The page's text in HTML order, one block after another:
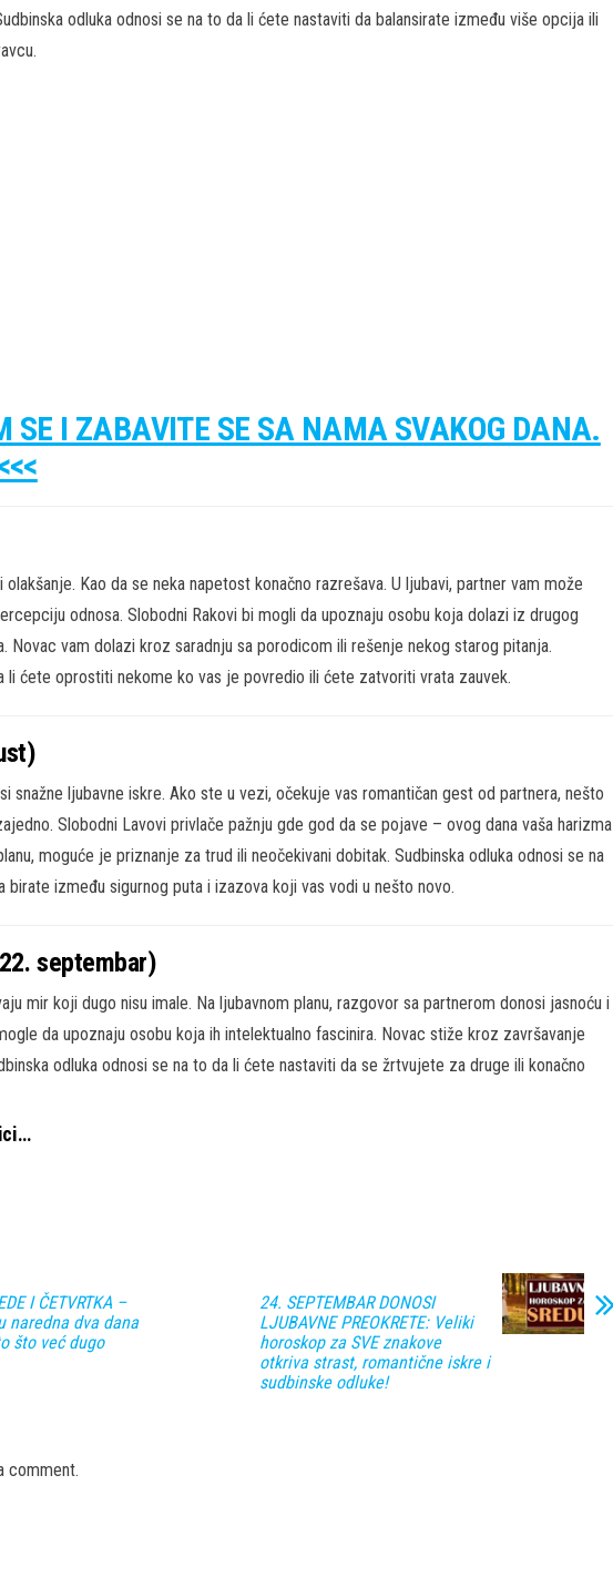
odluka odnosi se na to da li ćete nastaviti da balansirate između više opcija ili
SE I ZABAVITE SE SA NAMA SVAKOG DANA.
Kao da se neka napetost konačno razrešava. U ljubavi, partner vam može
odnosa. Slobodni Rakovi bi mogli da upoznaju osobu koja dolazi iz drugog
Novac vam dolazi kroz saradnju sa porodicom ili rešenje nekog starog pitanja.
li ćete oprostiti nekome ko vas je povredio ili ćete zatvoriti vrata zauvek.
snažne ljubavne iskre. Ako ste u vezi, očekuje vas romantičan gest od partnera, nešto
Slobodni Lavovi privlače pažnju gde god da se pojave – ovog dana vaša harizma
moguće je priznanje za trud ili neočekivani dobitak. Sudbinska odluka odnosi se na
između sigurnog puta i izazova koji vas vodi u nešto novo.
septembar)
mir koji dugo nisu imale. Na ljubavnom planu, razgovor sa partnerom donosi jasnoću i
da upoznaju osobu koja ih intelektualno fascinira. Novac stiže kroz završavanje
odluka odnosi se na to da li ćete nastaviti da se žrtvujete za druge ili konačno
I ČETVRTKA –
naredna dva dana
što već dugo
24. SEPTEMBAR DONOSI
LJUBAVNE PREOKRETE: Veliki
horoskop za SVE znakove
otkriva strast, romantične iskre i
sudbinske odluke!
comment.